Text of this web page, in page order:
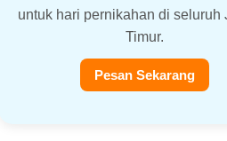
untuk hari pernikahan di seluruh
Timur.
Pesan Sekarang